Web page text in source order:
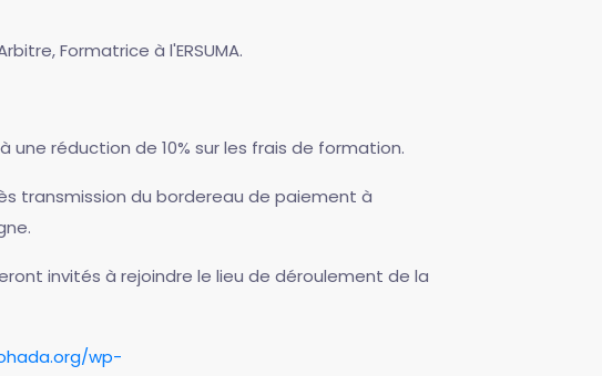
Formatrice à l'ERSUMA.
réduction de 10% sur les frais de formation.
transmission du bordereau de paiement à
invités à rejoindre le lieu de déroulement de la
wp-